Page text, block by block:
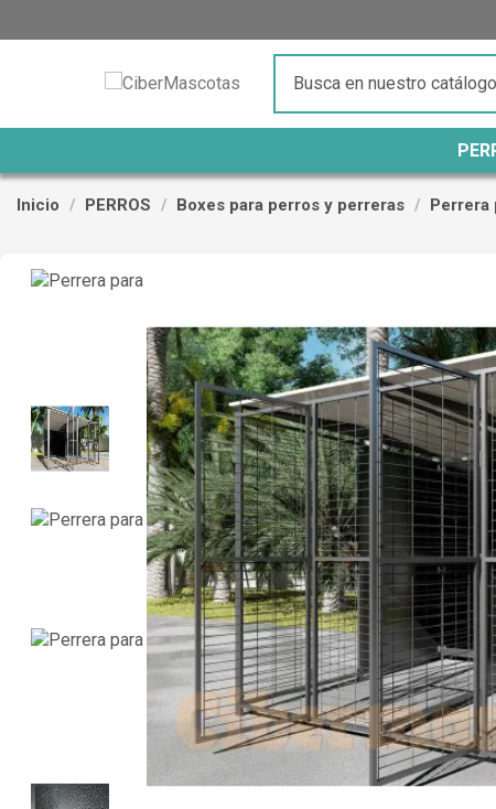
Inicio PERROS Boxes para perros y perreras Perrera